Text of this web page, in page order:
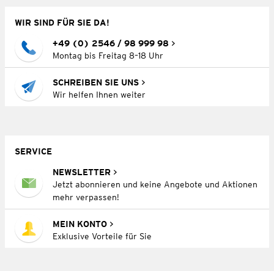
WIR SIND FÜR SIE DA!
+49 (0) 2546 / 98 999 98
Montag bis Freitag 8–18 Uhr
SCHREIBEN SIE UNS
Wir helfen Ihnen weiter
SERVICE
NEWSLETTER
Jetzt abonnieren und keine Angebote und Aktionen
mehr verpassen!
MEIN KONTO
Exklusive Vorteile für Sie